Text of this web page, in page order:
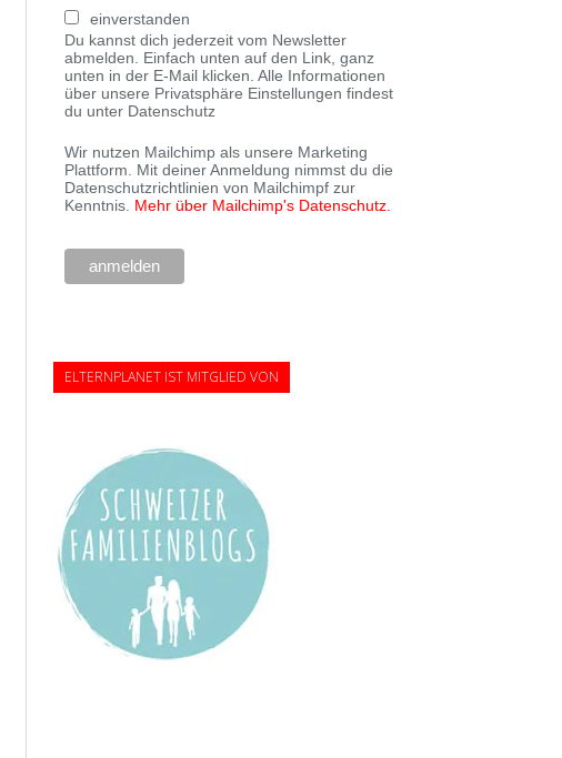
einverstanden
Du kannst dich jederzeit vom Newsletter
abmelden. Einfach unten auf den Link, ganz
unten in der E-Mail klicken. Alle Informationen
über unsere Privatsphäre Einstellungen findest
du unter Datenschutz
Wir nutzen Mailchimp als unsere Marketing
Plattform. Mit deiner Anmeldung nimmst du die
Datenschutzrichtlinien von Mailchimpf zur
Kenntnis. Mehr über Mailchimp's Datenschutz.
ELTERNPLANET IST MITGLIED VON